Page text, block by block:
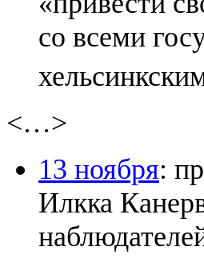
со всеми
<…>
13 ноября:
Илкка